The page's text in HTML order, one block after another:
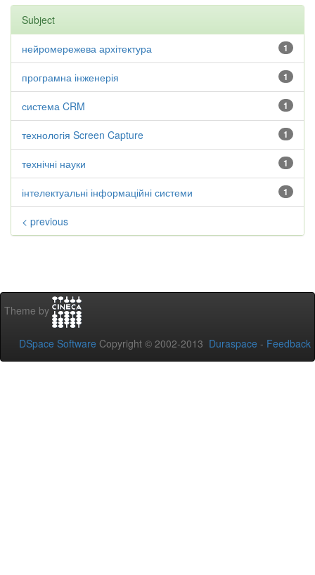
Subject
1
нейромережева архітектура
1
програмна інженерія
1
система CRM
1
технологія Screen Capture
1
технічні науки
1
інтелектуальні інформаційні системи
< previous
Theme by
DSpace Software Copyright © 2002-2013 Duraspace - Feedback